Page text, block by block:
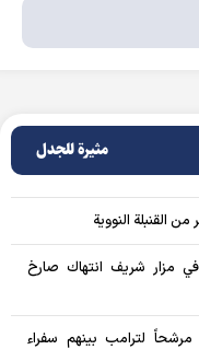
مثيرة للجدل
القنبلة النووية
في مزار شريف انتهاك صارخ
مجلس الشيوخ الأميركي يقر تعيين 74 مرشحاً لترامب بينهم سفراء